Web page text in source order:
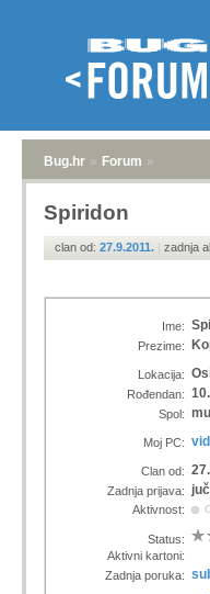
Bug.hr » Forum »
Spiridon
clan od: 27.9.2011. | zadnja
Ime:
Prezime:
Lokacija:
Rođendan:
Spol:
Moj PC:
Clan od:
Zadnja prijava:
Aktivnost:
Status:
Aktivni kartoni:
Zadnja poruka: